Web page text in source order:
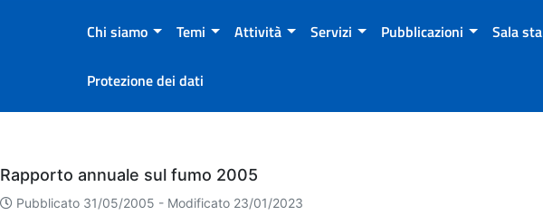
Chi siamo Temi Attività Servizi Pubblicazioni Sala
Protezione dei dati
Eventi
Rapporto annuale sul fumo 2005
Pubblicato 31/05/2005 - Modificato 23/01/2023